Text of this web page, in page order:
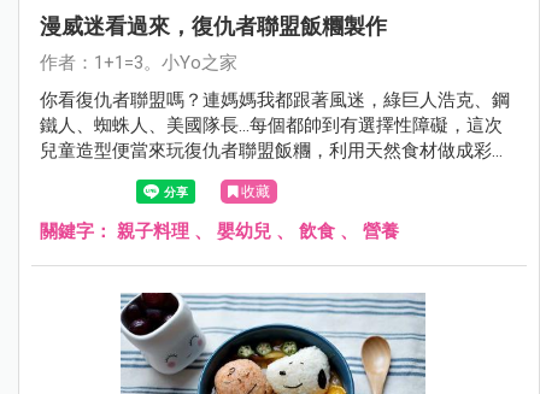
漫威迷看過來，復仇者聯盟飯糰製作
作者：1+1=3。小Yo之家
你看復仇者聯盟嗎？連媽媽我都跟著風迷，綠巨人浩克、鋼
鐵人、蜘蛛人、美國隊長…每個都帥到有選擇性障礙，這次
兒童造型便當來玩復仇者聯盟飯糰，利用天然食材做成彩色
米，每個卡通人物捏完都令人會心一笑啊！
收藏
關鍵字： 親子料理 、 嬰幼兒 、 飲食 、 營養